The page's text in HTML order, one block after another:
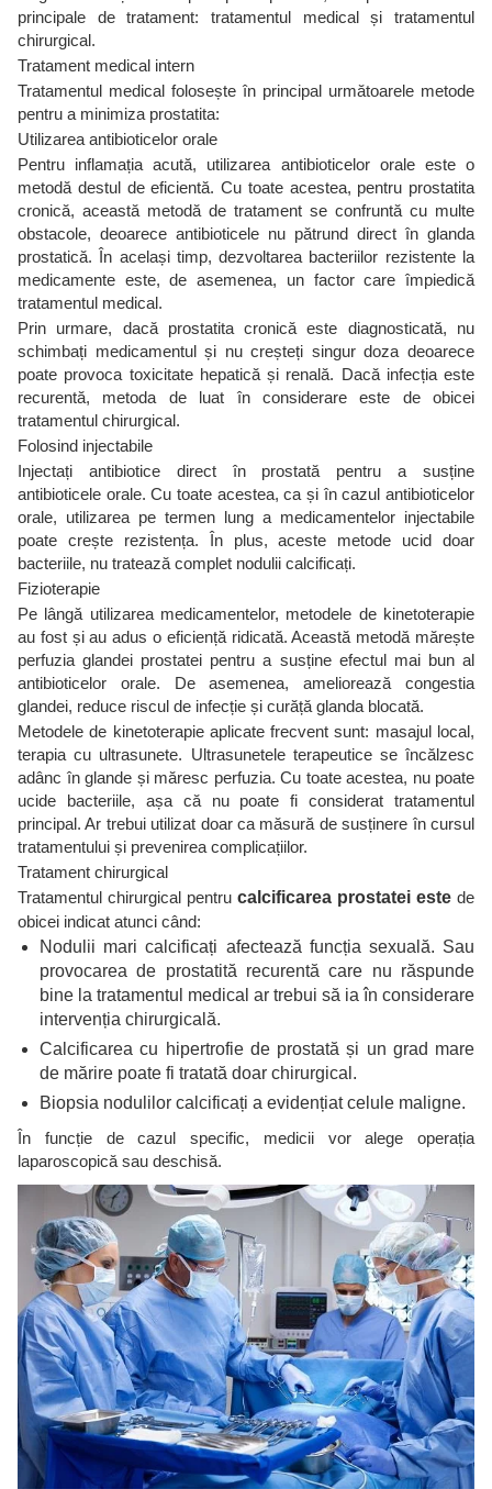
principale de tratament: tratamentul medical și tratamentul
chirurgical.
Tratament medical intern
Tratamentul medical folosește în principal următoarele metode
pentru a minimiza prostatita:
Utilizarea antibioticelor orale
Pentru inflamația acută, utilizarea antibioticelor orale este o
metodă destul de eficientă. Cu toate acestea, pentru prostatita
cronică, această metodă de tratament se confruntă cu multe
obstacole, deoarece antibioticele nu pătrund direct în glanda
prostatică. În același timp, dezvoltarea bacteriilor rezistente la
medicamente este, de asemenea, un factor care împiedică
tratamentul medical.
Prin urmare, dacă prostatita cronică este diagnosticată, nu
schimbați medicamentul și nu creșteți singur doza deoarece
poate provoca toxicitate hepatică și renală. Dacă infecția este
recurentă, metoda de luat în considerare este de obicei
tratamentul chirurgical.
Folosind injectabile
Injectați antibiotice direct în prostată pentru a susține
antibioticele orale. Cu toate acestea, ca și în cazul antibioticelor
orale, utilizarea pe termen lung a medicamentelor injectabile
poate crește rezistența. În plus, aceste metode ucid doar
bacteriile, nu tratează complet nodulii calcificați.
Fizioterapie
Pe lângă utilizarea medicamentelor, metodele de kinetoterapie
au fost și au adus o eficiență ridicată. Această metodă mărește
perfuzia glandei prostatei pentru a susține efectul mai bun al
antibioticelor orale. De asemenea, ameliorează congestia
glandei, reduce riscul de infecție și curăță glanda blocată.
Metodele de kinetoterapie aplicate frecvent sunt: ​​masajul local,
terapia cu ultrasunete. Ultrasunetele terapeutice se încălzesc
adânc în glande și măresc perfuzia. Cu toate acestea, nu poate
ucide bacteriile, așa că nu poate fi considerat tratamentul
principal. Ar trebui utilizat doar ca măsură de susținere în cursul
tratamentului și prevenirea complicațiilor.
Tratament chirurgical
Tratamentul chirurgical pentru calcificarea prostatei este de
obicei indicat atunci când:
Nodulii mari calcificați afectează funcția sexuală. Sau
provocarea de prostatită recurentă care nu răspunde
bine la tratamentul medical ar trebui să ia în considerare
intervenția chirurgicală.
Calcificarea cu hipertrofie de prostată și un grad mare
de mărire poate fi tratată doar chirurgical.
Biopsia nodulilor calcificați a evidențiat celule maligne.
În funcție de cazul specific, medicii vor alege operația
laparoscopică sau deschisă.